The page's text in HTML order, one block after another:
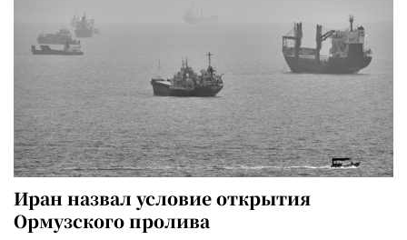
Иран назвал условие открытия
Ормузского пролива